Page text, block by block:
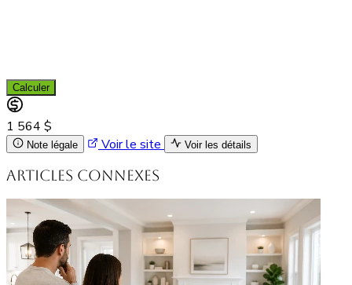
Calculer
1 564 $
Note légale Voir le site Voir les détails
Articles connexes